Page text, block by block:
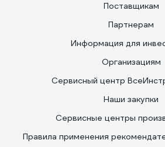
Поставщикам
Партнерам
Информация для
Организациям
Сервисный центр
Наши закупки
Сервисные центры
Правила применения